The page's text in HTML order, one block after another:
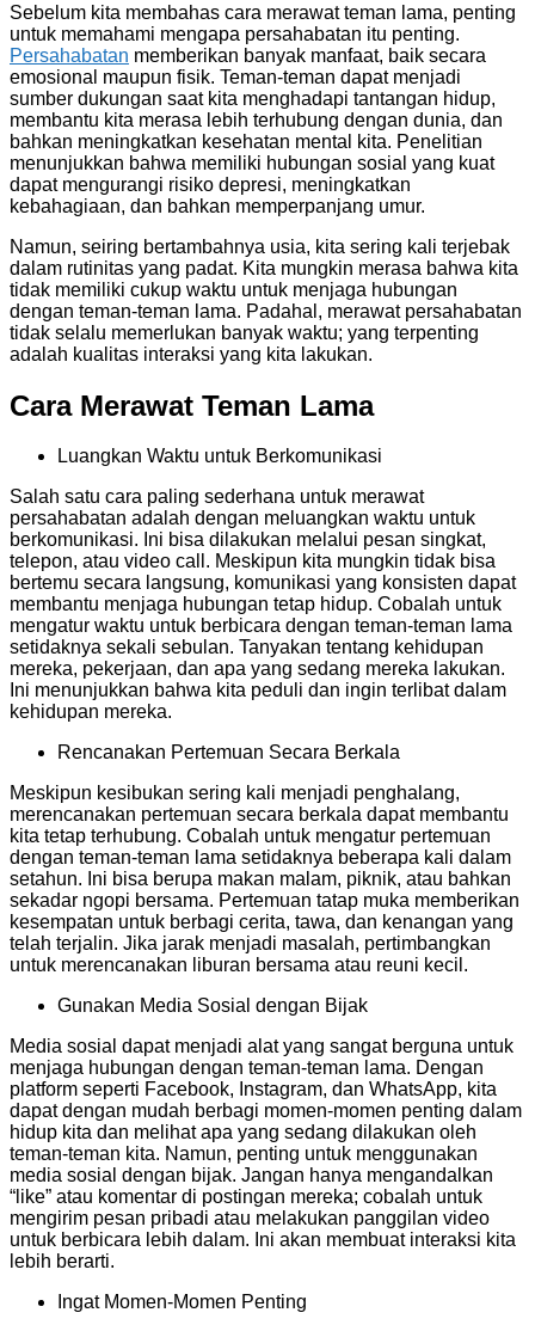
Sebelum kita membahas cara merawat teman lama, penting
untuk memahami mengapa persahabatan itu penting.
Persahabatan memberikan banyak manfaat, baik secara
emosional maupun fisik. Teman-teman dapat menjadi
sumber dukungan saat kita menghadapi tantangan hidup,
membantu kita merasa lebih terhubung dengan dunia, dan
bahkan meningkatkan kesehatan mental kita. Penelitian
menunjukkan bahwa memiliki hubungan sosial yang kuat
dapat mengurangi risiko depresi, meningkatkan
kebahagiaan, dan bahkan memperpanjang umur.
Namun, seiring bertambahnya usia, kita sering kali terjebak
dalam rutinitas yang padat. Kita mungkin merasa bahwa kita
tidak memiliki cukup waktu untuk menjaga hubungan
dengan teman-teman lama. Padahal, merawat persahabatan
tidak selalu memerlukan banyak waktu; yang terpenting
adalah kualitas interaksi yang kita lakukan.
Cara Merawat Teman Lama
Luangkan Waktu untuk Berkomunikasi
Salah satu cara paling sederhana untuk merawat
persahabatan adalah dengan meluangkan waktu untuk
berkomunikasi. Ini bisa dilakukan melalui pesan singkat,
telepon, atau video call. Meskipun kita mungkin tidak bisa
bertemu secara langsung, komunikasi yang konsisten dapat
membantu menjaga hubungan tetap hidup. Cobalah untuk
mengatur waktu untuk berbicara dengan teman-teman lama
setidaknya sekali sebulan. Tanyakan tentang kehidupan
mereka, pekerjaan, dan apa yang sedang mereka lakukan.
Ini menunjukkan bahwa kita peduli dan ingin terlibat dalam
kehidupan mereka.
Rencanakan Pertemuan Secara Berkala
Meskipun kesibukan sering kali menjadi penghalang,
merencanakan pertemuan secara berkala dapat membantu
kita tetap terhubung. Cobalah untuk mengatur pertemuan
dengan teman-teman lama setidaknya beberapa kali dalam
setahun. Ini bisa berupa makan malam, piknik, atau bahkan
sekadar ngopi bersama. Pertemuan tatap muka memberikan
kesempatan untuk berbagi cerita, tawa, dan kenangan yang
telah terjalin. Jika jarak menjadi masalah, pertimbangkan
untuk merencanakan liburan bersama atau reuni kecil.
Gunakan Media Sosial dengan Bijak
Media sosial dapat menjadi alat yang sangat berguna untuk
menjaga hubungan dengan teman-teman lama. Dengan
platform seperti Facebook, Instagram, dan WhatsApp, kita
dapat dengan mudah berbagi momen-momen penting dalam
hidup kita dan melihat apa yang sedang dilakukan oleh
teman-teman kita. Namun, penting untuk menggunakan
media sosial dengan bijak. Jangan hanya mengandalkan
“like” atau komentar di postingan mereka; cobalah untuk
mengirim pesan pribadi atau melakukan panggilan video
untuk berbicara lebih dalam. Ini akan membuat interaksi kita
lebih berarti.
Ingat Momen-Momen Penting